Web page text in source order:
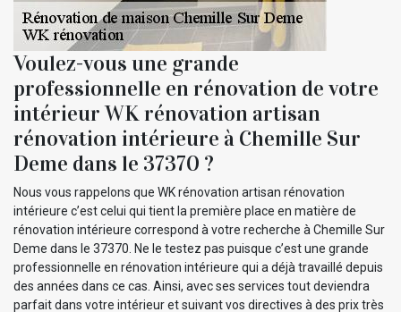
Voulez-vous une grande
professionnelle en rénovation de votre
intérieur WK rénovation artisan
rénovation intérieure à Chemille Sur
Deme dans le 37370 ?
Nous vous rappelons que WK rénovation artisan rénovation
intérieure c’est celui qui tient la première place en matière de
rénovation intérieure correspond à votre recherche à Chemille Sur
Deme dans le 37370. Ne le testez pas puisque c’est une grande
professionnelle en rénovation intérieure qui a déjà travaillé depuis
des années dans ce cas. Ainsi, avec ses services tout deviendra
parfait dans votre intérieur et suivant vos directives à des prix très